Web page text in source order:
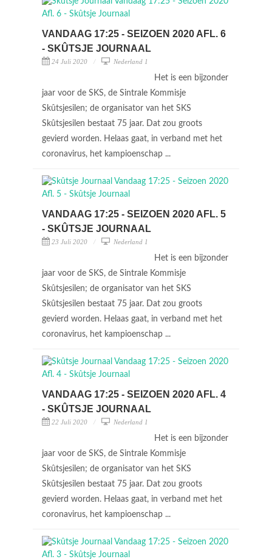
VANDAAG 17:25 - SEIZOEN 2020 AFL. 6
- SKÛTSJE JOURNAAL
24 Juli 2020 Nederland 1
Het is een bijzonder
jaar voor de SKS, de Sintrale Kommisje
Skûtsjesilen; de organisator van het SKS
Skûtsjesilen bestaat 75 jaar. Dat zou groots
gevierd worden. Helaas gaat, in verband met het
coronavirus, het kampioenschap ...
VANDAAG 17:25 - SEIZOEN 2020 AFL. 5
- SKÛTSJE JOURNAAL
23 Juli 2020 Nederland 1
Het is een bijzonder
jaar voor de SKS, de Sintrale Kommisje
Skûtsjesilen; de organisator van het SKS
Skûtsjesilen bestaat 75 jaar. Dat zou groots
gevierd worden. Helaas gaat, in verband met het
coronavirus, het kampioenschap ...
VANDAAG 17:25 - SEIZOEN 2020 AFL. 4
- SKÛTSJE JOURNAAL
22 Juli 2020 Nederland 1
Het is een bijzonder
jaar voor de SKS, de Sintrale Kommisje
Skûtsjesilen; de organisator van het SKS
Skûtsjesilen bestaat 75 jaar. Dat zou groots
gevierd worden. Helaas gaat, in verband met het
coronavirus, het kampioenschap ...